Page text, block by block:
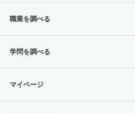
職業を調べる
学問を調べる
マイページ